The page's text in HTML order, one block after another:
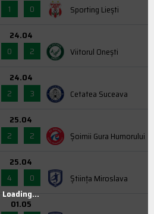
1
0 Sporting Liești
24.04
0
2 Viitorul Onești
24.04
2
3 Cetatea Suceava
25.04
2
2 Şoimii Gura Humorului
25.04
4
0 Știința Miroslava
01.05
Loading...